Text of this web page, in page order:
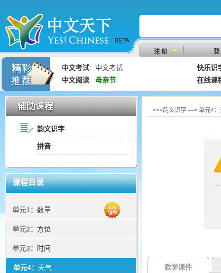
BETA
注 册
登
中文考试： 中文考试
快乐识
中文阅读： 母亲节 在线课
韵文识字
拼音
课程目录
单元1： 数量
单元2： 方位
单元3： 时间
单元4： 天气
>>>韵文识字 —> 单元4
教学课件